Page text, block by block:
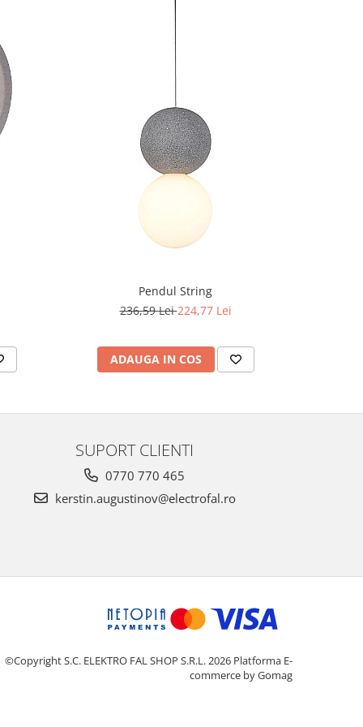
Pendul String
236,59 Lei224,77 Lei
ADAUGA IN COS
SUPORT CLIENTI
0770 770 465
kerstin.augustinov@electrofal.ro
©Copyright S.C. ELEKTRO FAL SHOP S.R.L. 2026 Platforma E-
commerce by Gomag